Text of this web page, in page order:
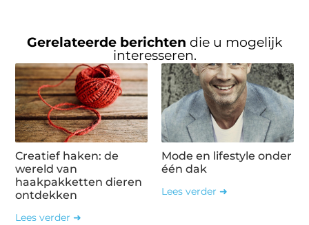
Gerelateerde berichten die u mogelijk
interesseren.
Creatief haken: de
wereld van
haakpakketten dieren
ontdekken
Lees verder ➜
Mode en lifestyle onder
één dak
Lees verder ➜